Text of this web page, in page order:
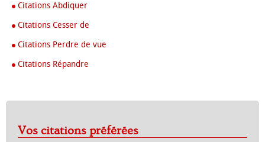
Citations Abdiquer
Citations Cesser de
Citations Perdre de vue
Citations Répandre
Vos citations préférées